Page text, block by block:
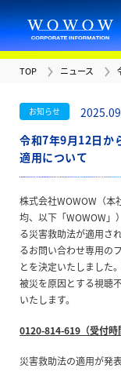
TOP ニュース
お知らせ
令和7年9月12日か
適用について
株式会社WOWOW（本
均、以下「WOWOW
る災害救助法が適用さ
るお問い合わせ専用の
とを決定いたしました
被災を原因とする視聴
いたします。
0120-814-619（受付時
災害救助法の適用が発